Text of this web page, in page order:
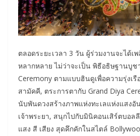
ตลอดระยะเวลา 3 วัน ผู้ร่วมงานจะได้เ
หลากหลาย ไม่ว่าจะเป็น พิธีอธิษฐานบูช
Ceremony ตามแบบฮินดูเพื่อความรุ่งเ
สามัคคี, ตระการตากับ Grand Diya
นับพันดวงสร้างภาพแห่งทะเลแห่งแสงอั
เจ้าพระยา, สนุกไปกับมินิคอนเสิร์ตบอ
แสง สี เสียง สุดคึกคักในสไตล์